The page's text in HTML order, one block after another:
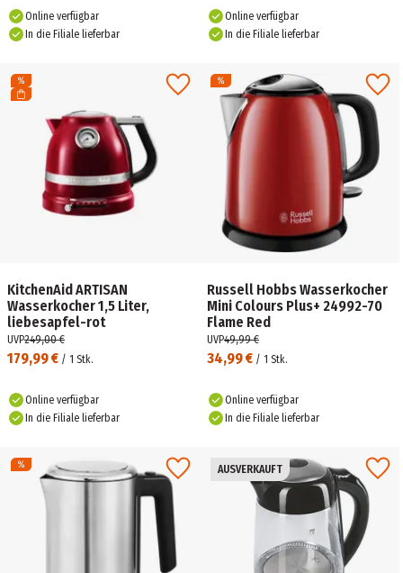
Online verfügbar
In die Filiale lieferbar
Online verfügbar
In die Filiale lieferbar
KitchenAid ARTISAN
Wasserkocher 1,5 Liter,
liebesapfel-rot
179,99 € / 1 Stk.
UVP249,00 €
Online verfügbar
In die Filiale lieferbar
Russell Hobbs Wasserkocher
Mini Colours Plus+ 24992-70
Flame Red
34,99 € / 1 Stk.
UVP49,99 €
Online verfügbar
In die Filiale lieferbar
AUSVERKAUFT